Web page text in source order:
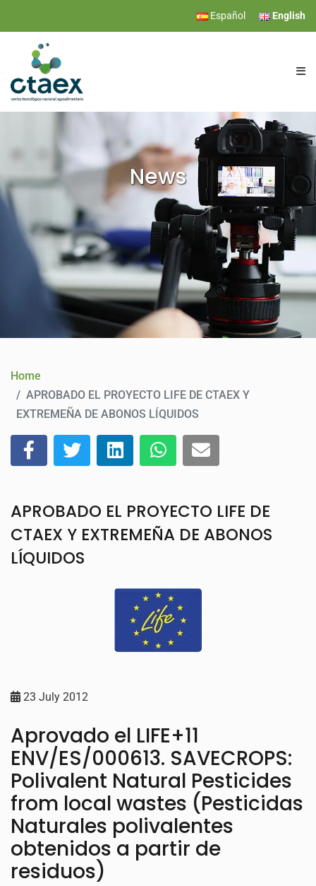
Español English
RESEARCH
SERVICES
EVENTS
NEWS
CONTACT
News
Home
APROBADO EL PROYECTO LIFE DE CTAEX Y
EXTREMEÑA DE ABONOS LÍQUIDOS
APROBADO EL PROYECTO LIFE DE
CTAEX Y EXTREMEÑA DE ABONOS
LÍQUIDOS
23 July 2012
Aprovado el LIFE+11
ENV/ES/000613. SAVECROPS:
Polivalent Natural Pesticides
from local wastes (Pesticidas
Naturales polivalentes
obtenidos a partir de
residuos)